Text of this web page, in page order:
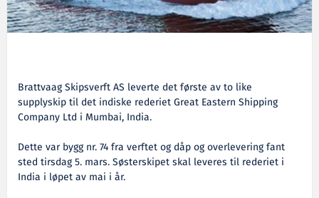
Brattvaag Skipsverft AS leverte det første av to like
supplyskip til det indiske rederiet Great Eastern Shipping
Company Ltd i Mumbai, India.
Dette var bygg nr. 74 fra verftet og dåp og overlevering fant
sted tirsdag 5. mars. Søsterskipet skal leveres til rederiet i
India i løpet av mai i år.